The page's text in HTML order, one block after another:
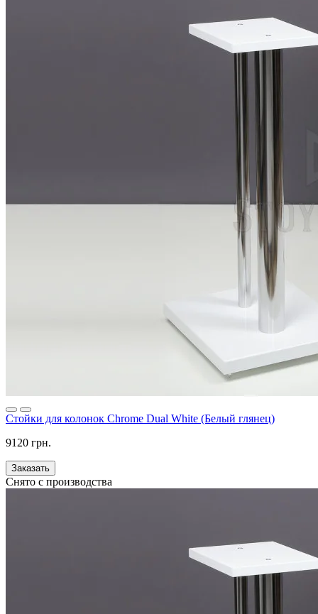
Стойки для колонок Chrome Dual White (Белый глянец)
9120 грн.
Заказать
Снято с производства